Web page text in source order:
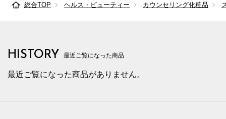
総合TOP ヘルス・ビューティー カウンセリング化粧品
HISTORY 最近ご覧になった商品
最近ご覧になった商品がありません。